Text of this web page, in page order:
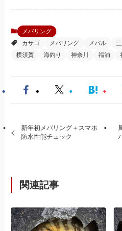
メバリング
カサゴ
メバリング メバル
横須賀
海釣り 神奈川 福浦
新年初メバリング＋スマホ
防水性能チェック
関連記事